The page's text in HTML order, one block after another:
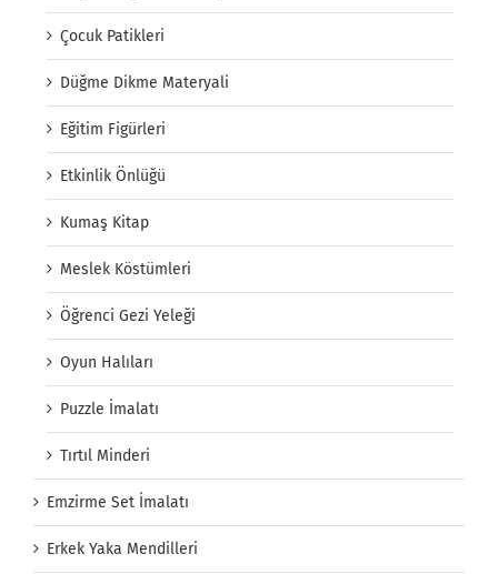
Çocuk Patikleri
Düğme Dikme Materyali
Eğitim Figürleri
Etkinlik Önlüğü
Kumaş Kitap
Meslek Köstümleri
Öğrenci Gezi Yeleği
Oyun Halıları
Puzzle İmalatı
Tırtıl Minderi
Emzirme Set İmalatı
Erkek Yaka Mendilleri